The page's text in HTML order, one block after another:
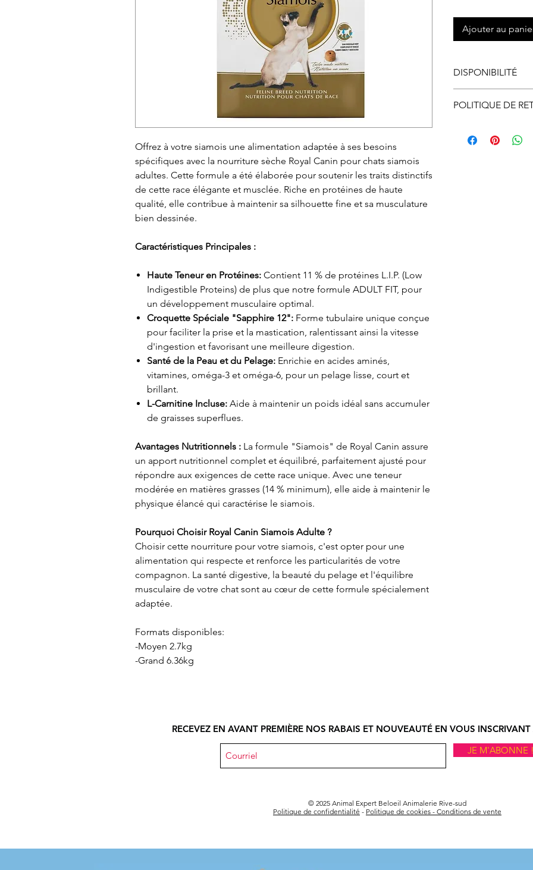
Offrez à votre siamois une alimentation adaptée à ses besoins
spécifiques avec la nourriture sèche Royal Canin pour chats siamois
adultes. Cette formule a été élaborée pour soutenir les traits distinctifs
de cette race élégante et musclée. Riche en protéines de haute
qualité, elle contribue à maintenir sa silhouette fine et sa musculature
bien dessinée.
Caractéristiques Principales :
Haute Teneur en Protéines: Contient 11 % de protéines L.I.P. (Low
Indigestible Proteins) de plus que notre formule ADULT FIT, pour
un développement musculaire optimal.
Croquette Spéciale "Sapphire 12": Forme tubulaire unique conçue
pour faciliter la prise et la mastication, ralentissant ainsi la vitesse
d'ingestion et favorisant une meilleure digestion.
Santé de la Peau et du Pelage: Enrichie en acides aminés,
vitamines, oméga-3 et oméga-6, pour un pelage lisse, court et
brillant.
L-Carnitine Incluse: Aide à maintenir un poids idéal sans accumuler
de graisses superflues.
Avantages Nutritionnels : La formule "Siamois" de Royal Canin assure
un apport nutritionnel complet et équilibré, parfaitement ajusté pour
répondre aux exigences de cette race unique. Avec une teneur
modérée en matières grasses (14 % minimum), elle aide à maintenir le
physique élancé qui caractérise le siamois.
Pourquoi Choisir Royal Canin Siamois Adulte ?
Choisir cette nourriture pour votre siamois, c'est opter pour une
alimentation qui respecte et renforce les particularités de votre
compagnon. La santé digestive, la beauté du pelage et l'équilibre
musculaire de votre chat sont au cœur de cette formule spécialement
adaptée.
Formats disponibles:
-Moyen 2.7kg
-Grand 6.36kg
Ajouter au
DISPONIBILITÉ
ligne doit se faire
POLITIQUE DE
ne vous convient
RECEVEZ EN AVANT PREMIÈRE NOS RABAIS ET NOUVEAUTÉ EN VOUS
JE M'ABONNE !
© 2025 Animal Expert Beloeil Animalerie Rive-sud
Politique de confidentialité - Politique de cookies - Conditions de vente